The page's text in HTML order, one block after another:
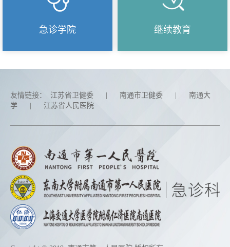
急诊学院 继续教育
友情链接： 江苏省卫健委 南通市卫健委
南通大
学
江苏省人民医院